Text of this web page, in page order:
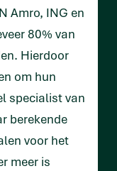
Amro, ING en
80% van
Hierdoor
om hun
specialist van
berekende
voor het
meer is